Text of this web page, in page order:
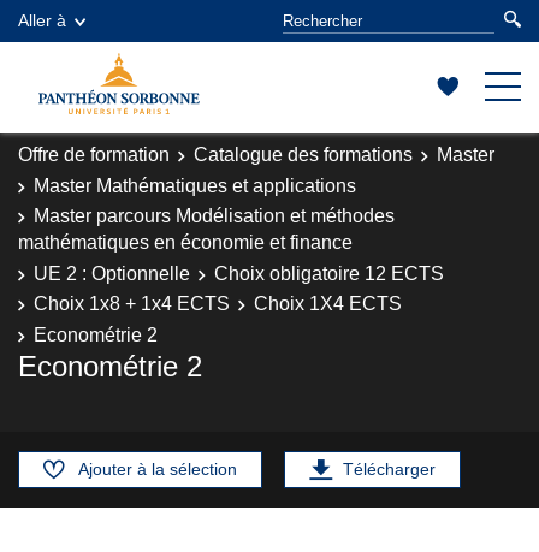
Aller à
Offre de formation Catalogue des formations
Master
Master Mathématiques et applications
Master parcours Modélisation et méthodes
mathématiques en économie et finance
UE 2 : Optionnelle
Choix obligatoire 12 ECTS
Choix 1x8 + 1x4 ECTS
Choix 1X4 ECTS
Econométrie 2
Econométrie 2
Ajouter à la sélection Télécharger